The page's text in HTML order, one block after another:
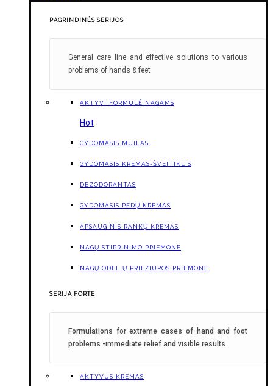
PAGRINDINĖS SERIJOS
General care line and effective solutions to various
problems of hands & feet
AKTYVI FORMULĖ NAGAMS
Hot
GYDOMASIS MUILAS
GYDOMASIS KREMAS-ŠVEITIKLIS
DEZODORANTAS
GYDOMASIS PĖDŲ KREMAS
APSAUGINIS RANKŲ KREMAS
NAGŲ STIPRINIMO PRIEMONĖ
NAGŲ ODELIŲ PRIEŽIŪROS PRIEMONĖ
SERIJA FORTE
Formulations for extreme cases of hand and foot
problems -immediate relief and visible results
AKTYVUS KREMAS